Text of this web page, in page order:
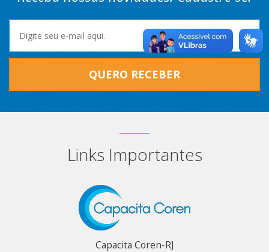
QUERO RECEBER
Links Importantes
Capacita Coren-RJ